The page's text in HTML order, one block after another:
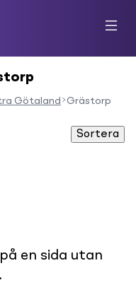
Götaland Grästorp
Sortera
en sida utan